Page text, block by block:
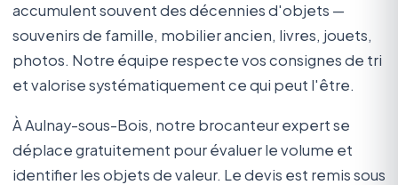
accumulent souvent des décennies d'objets —
souvenirs de famille, mobilier ancien, livres, jouets,
photos. Notre équipe respecte vos consignes de tri
et valorise systématiquement ce qui peut l'être.
À Aulnay-sous-Bois, notre brocanteur expert se
déplace gratuitement pour évaluer le volume et
identifier les objets de valeur. Le devis est remis sous